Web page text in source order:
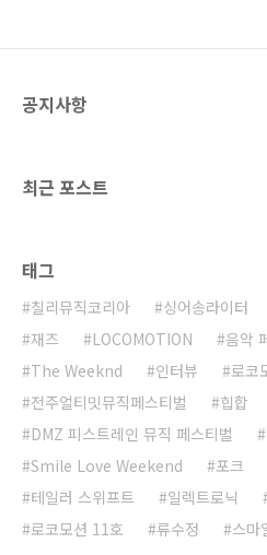
공지사항
최근 포스트
태그
칠리뮤직코리아 싱어송라이터
재즈
LOCOMOTION 음악
The Weeknd
인터뷰 로코
전주얼티밋뮤직페스티벌
힙합
DMZ 피스트레인 뮤직 페스티벌
Smile Love Weekend
포크
테일러 스위프트
일렉트로닉
로코모션 11호
류수정 스마